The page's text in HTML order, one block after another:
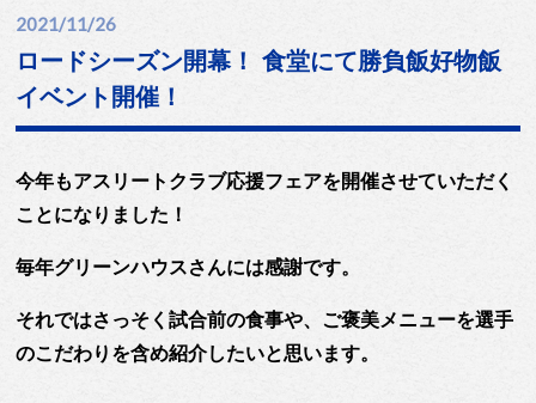
2021/11/26
ロードシーズン開幕！ 食堂にて勝負飯好物飯
イベント開催！
今年もアスリートクラブ応援フェアを開催させていただく
ことになりました！
毎年グリーンハウスさんには感謝です。
それではさっそく試合前の食事や、ご褒美メニューを選手
のこだわりを含め紹介したいと思います。